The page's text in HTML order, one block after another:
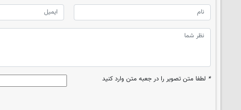
* لطفا متن تصویر را در جعبه متن وارد کنید